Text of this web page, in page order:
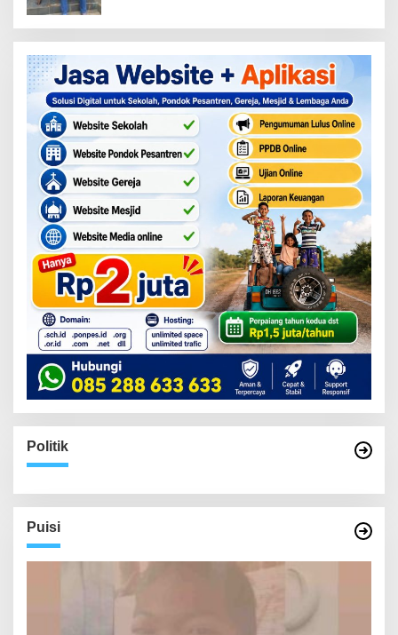
Politik
Puisi